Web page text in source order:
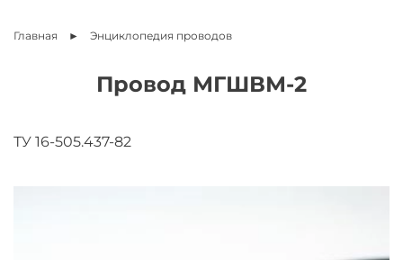
Главная Энциклопедия проводов
Провод МГШВМ-2
ТУ 16-505.437-82